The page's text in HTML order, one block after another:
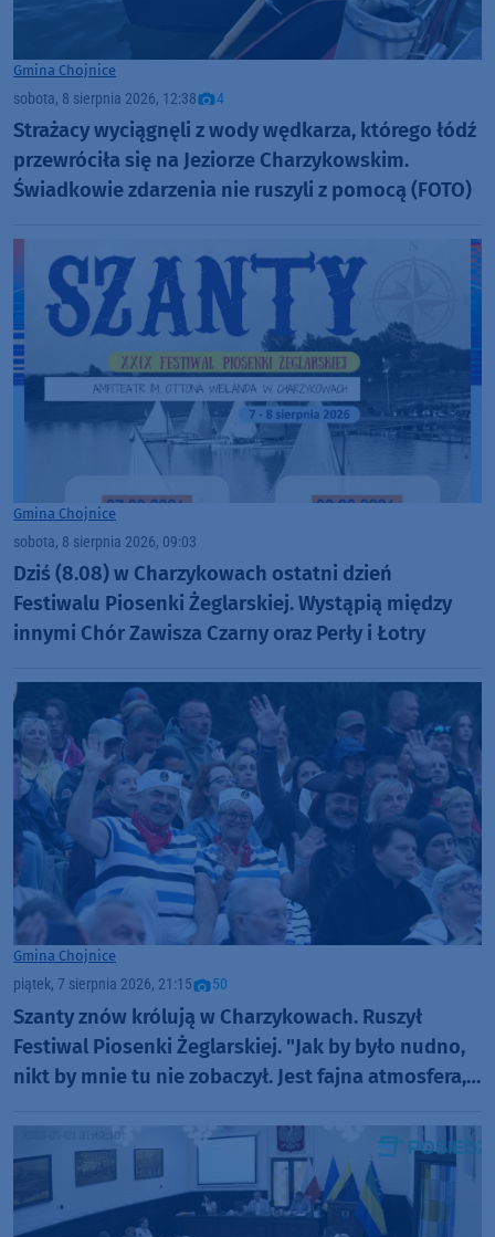
Gmina Chojnice
sobota, 8 sierpnia 2026, 12:38 4
Strażacy wyciągnęli z wody wędkarza, którego łódź
przewróciła się na Jeziorze Charzykowskim.
Świadkowie zdarzenia nie ruszyli z pomocą (FOTO)
Gmina Chojnice
sobota, 8 sierpnia 2026, 09:03
Dziś (8.08) w Charzykowach ostatni dzień
Festiwalu Piosenki Żeglarskiej. Wystąpią między
innymi Chór Zawisza Czarny oraz Perły i Łotry
Gmina Chojnice
piątek, 7 sierpnia 2026, 21:15 50
Szanty znów królują w Charzykowach. Ruszył
Festiwal Piosenki Żeglarskiej. "Jak by było nudno,
nikt by mnie tu nie zobaczył. Jest fajna atmosfera,